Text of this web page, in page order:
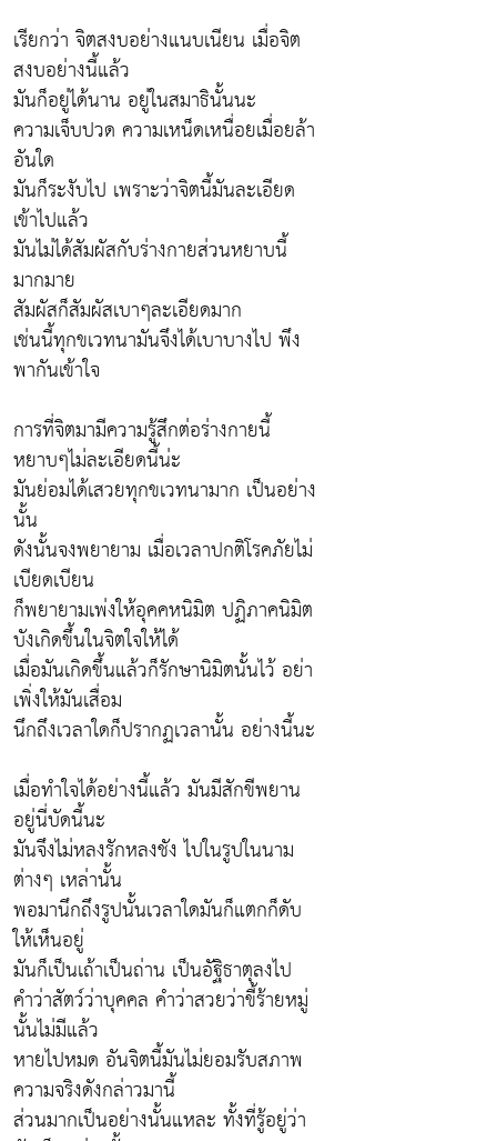
เรียกว่า จิตสงบอย่างแนบเนียน เมื่อจิต
สงบอย่างนี้แล้ว
มันก็อยู่ได้นาน อยู่ในสมาธินั้นนะ
ความเจ็บปวด ความเหน็ดเหนื่อยเมื่อยล้า
อันใด
มันก็ระงับไป เพราะว่าจิตนี้มันละเอียด
เข้าไปแล้ว
มันไม่ได้สัมผัสกับร่างกายส่วนหยาบนี้
มากมาย
สัมผัสก็สัมผัสเบาๆละเอียดมาก
เช่นนี้ทุกขเวทนามันจึงได้เบาบางไป พึง
พากันเข้าใจ
การที่จิตมามีความรู้สึกต่อร่างกายนี้
หยาบๆไม่ละเอียดนี้น่ะ
มันย่อมได้เสวยทุกขเวทนามาก เป็นอย่าง
นั้น
ดังนั้นจงพยายาม เมื่อเวลาปกติโรคภัยไม่
เบียดเบียน
ก็พยายามเพ่งให้อุคคหนิมิต ปฏิภาคนิมิต
บังเกิดขึ้นในจิตใจให้ได้
เมื่อมันเกิดขึ้นแล้วก็รักษานิมิตนั้นไว้ อย่า
เพิ่งให้มันเสื่อม
นึกถึงเวลาใดก็ปรากฏเวลานั้น อย่างนี้นะ
เมื่อทำใจได้อย่างนี้แล้ว มันมีสักขีพยาน
อยู่นี่บัดนี้นะ
มันจึงไม่หลงรักหลงชัง ไปในรูปในนาม
ต่างๆ เหล่านั้น
พอมานึกถึงรูปนั้นเวลาใดมันก็แตกก็ดับ
ให้เห็นอยู่
มันก็เป็นเถ้าเป็นถ่าน เป็นอัฐิธาตุลงไป
คำว่าสัตว์ว่าบุคคล คำว่าสวยว่าขี้ร้ายหมู่
นั้นไม่มีแล้ว
หายไปหมด อันจิตนี้มันไม่ยอมรับสภาพ
ความจริงดังกล่าวมานี้
ส่วนมากเป็นอย่างนั้นแหละ ทั้งที่รู้อยู่ว่า